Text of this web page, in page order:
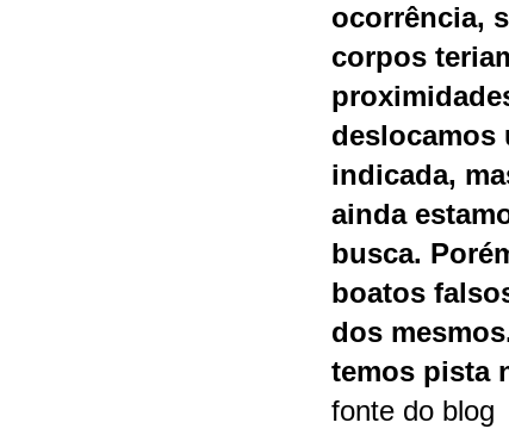
ocorrência,
corpos
deslocamos
indicada,
ainda
busca.
boatos
dos
temos pista
fonte do blog